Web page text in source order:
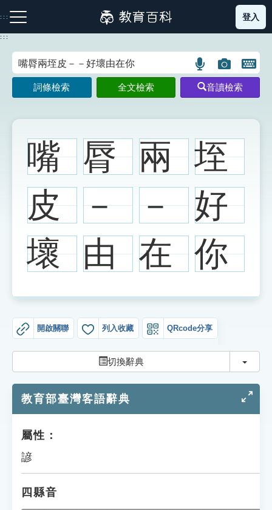
到
主
:::
注音索引圖示 筆畫索引圖示 部首索引表圖示
網站導覽
生字詞彙表
成語故事
單字索引
生命大百科索引
遊戲專區
教學應用
貓頭鷹博士
登入
:::
語
言
搜
示
圖
片
搜
示
開
鍵
圖
詞條檢索 全文檢索 音讀檢索
嘴 脣 兩 垤
皮 － － 好
壞 由 在 你
開啟關聯 列入收藏 QRcode分享
切換辭典 切換
教育部臺灣客語辭典
屬性：
諺
四縣音